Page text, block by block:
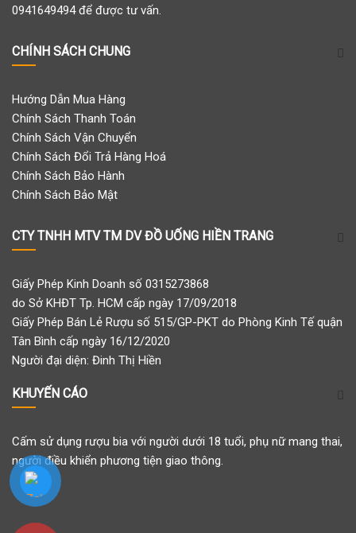
0941649494 để được tư vấn.
CHÍNH SÁCH CHUNG
Hướng Dẫn Mua Hàng
Chính Sách Thanh Toán
Chính Sách Vận Chuyển
Chính Sách Đổi Trả Hàng Hoá
Chính Sách Bảo Hành
Chính Sách Bảo Mật
CTY TNHH MTV TM DV ĐỒ UỐNG HIỀN TRANG
Giấy Phép Kinh Doanh số 0315273868
do Sở KHĐT Tp. HCM cấp ngày 17/09/2018
Giấy Phép Bán Lẻ Rượu số 515/GP-PKT do Phòng Kinh Tế quận
Tân Bình cấp ngày 16/12/2020
Người đại diện: Đinh Thị Hiền
KHUYẾN CÁO
Cấm sử dụng rượu bia với người dưới 18 tuổi, phụ nữ mang thai,
người điều khiển phương tiện giao thông.